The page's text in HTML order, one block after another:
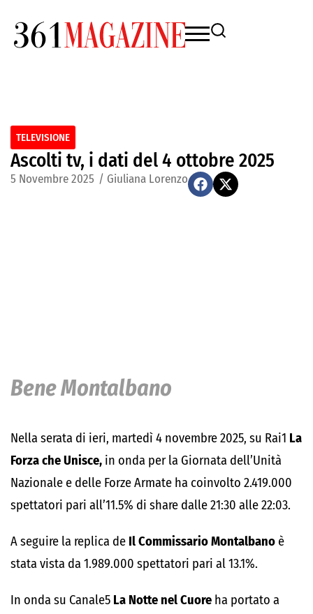
TELEVISIONE
Ascolti tv, i dati del 4 ottobre 2025
5 Novembre 2025 / Giuliana Lorenzo
Bene Montalbano
Nella serata di ieri, martedì 4 novembre 2025, su Rai1 La
Forza che Unisce, in onda per la Giornata dell’Unità
Nazionale e delle Forze Armate ha coinvolto 2.419.000
spettatori pari all’11.5% di share dalle 21:30 alle 22:03.
A seguire la replica de Il Commissario Montalbano è
stata vista da 1.989.000 spettatori pari al 13.1%.
In onda su Canale5 La Notte nel Cuore ha portato a